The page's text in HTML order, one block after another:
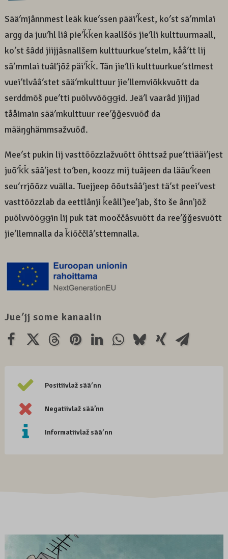
Sääʹmjânnmest leäk kueʹssen pääiʹǩest, koʹst säʹmmlai
argg da juuʹhl liâ pieʹǩǩen kaallšõs jieʹlli kulttuurmaall,
koʹst šâdd jiijjâsnallšem kulttuurkueʹstelm, kååʹtt lij
säʹmmlai tuâlʼjõž päiʹǩǩ. Tän jieʹlli kulttuurkueʹstlmest
vueiʹtlvââʹstet sääʹmkulttuur jieʹllemviõkkvuõtt da
serddmõš pueʹtti puõlvvõõǥǥid. Jeäʹl vaarâd jiijjad
tååimain sääʹmkulttuur reeʹǧǧesvuõđ da
määŋghämmsažvuõđ.
Meeʹst pukin lij vasttõõzzlažvuõtt õhttsaž pueʹttiääiʹjest
juõʹǩǩ sââʹjest toʹben, koozz mij tuâjeen da lääuʹǩeen
seuʹrrjõõzz vuälla. Tuejjeep õõutsââʹjest täʹst peeiʹvest
vasttõõzzlab da eettlânji ǩeâllʼjeeʹjab, što še ânnʼjõž
puõlvvõõǥǥin lij puk tät mooččâsvuõtt da reeʹǧǧesvuõtt
jieʹllemnalla da ǩiõččlâʹsttemnalla.
Jueʹjj some kanaalin
Positiivlaž sääʹnn
Negatiivlaž sää’nn
Informatiivlaž sääʹnn